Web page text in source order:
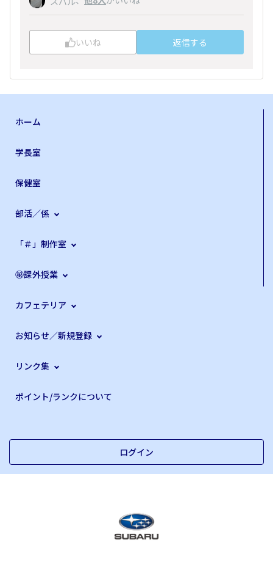
いいね 返信する
ホーム
学長室
保健室
部活／係
「＃」制作室
㊙課外授業
カフェテリア
お知らせ／新規登録
リンク集
ポイント/ランクについて
ログイン